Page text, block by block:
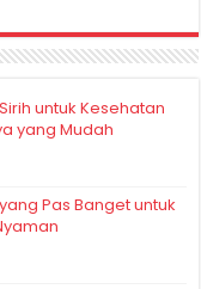
untuk Kesehatan
yang Mudah
Pas Banget untuk